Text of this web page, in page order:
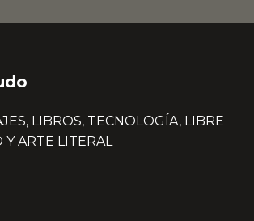
LIBROS, TECNOLOGÍA, LIBRE
ARTE LITERAL